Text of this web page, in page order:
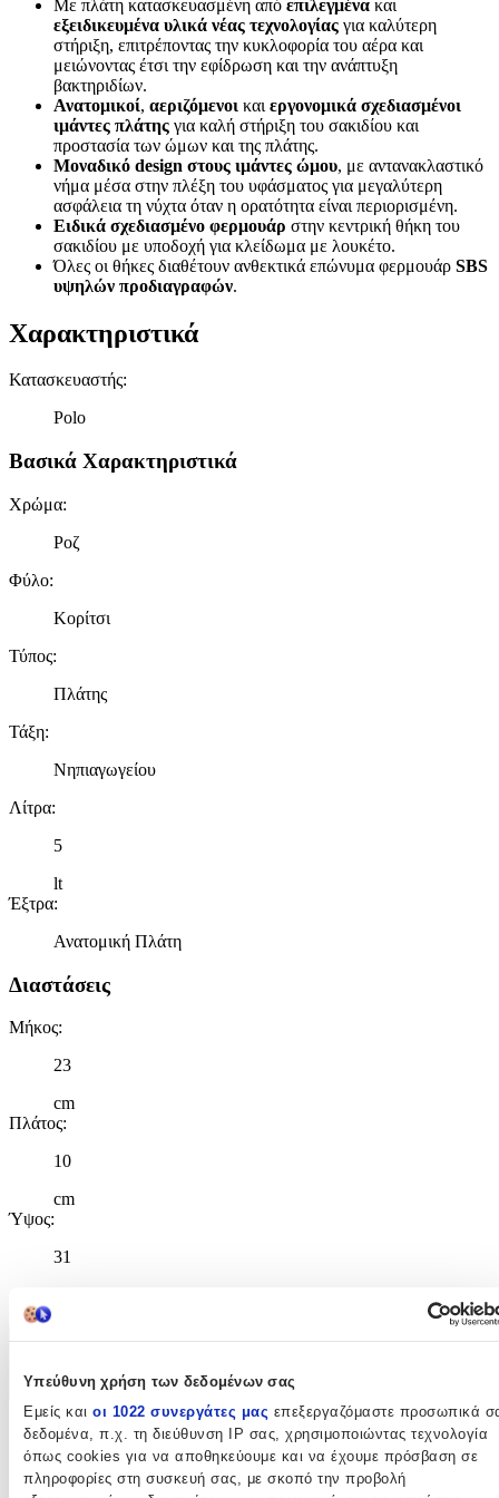
Υπεύθυνη χρήση των δεδομένων σας
Εμείς και οι 1022 συνεργάτες μας επεξεργαζόμαστε προσωπικά
δεδομένα, π.χ. τη διεύθυνση IP σας, χρησιμοποιώντας τεχνολογία
όπως cookies για να αποθηκεύουμε και να έχουμε πρόσβαση σε
πληροφορίες στη συσκευή σας, με σκοπό την προβολή
Με πλάτη κατασκευασμένη από επιλεγμένα και
εξειδικευμένα υλικά νέας τεχνολογίας για καλύτερη
στήριξη, επιτρέποντας την κυκλοφορία του αέρα και
μειώνοντας έτσι την εφίδρωση και την ανάπτυξη
βακτηριδίων.
Ανατομικοί, αεριζόμενοι και εργονομικά σχεδιασμένοι
ιμάντες πλάτης για καλή στήριξη του σακιδίου και
προστασία των ώμων και της πλάτης.
Μοναδικό design στους ιμάντες ώμου, με αντανακλαστικό
νήμα μέσα στην πλέξη του υφάσματος για μεγαλύτερη
ασφάλεια τη νύχτα όταν η ορατότητα είναι περιορισμένη.
Ειδικά σχεδιασμένο φερμουάρ στην κεντρική θήκη του
σακιδίου με υποδοχή για κλείδωμα με λουκέτο.
Όλες οι θήκες διαθέτουν ανθεκτικά επώνυμα φερμουάρ SBS
υψηλών προδιαγραφών.
Χαρακτηριστικά
Κατασκευαστής:
Polo
Βασικά Χαρακτηριστικά
Χρώμα:
Ροζ
Φύλο:
Κορίτσι
Τύπος:
Πλάτης
Τάξη:
Νηπιαγωγείου
Λίτρα:
5
lt
Έξτρα:
Ανατομική Πλάτη
Διαστάσεις
Μήκος:
23
cm
Πλάτος:
10
cm
Ύψος:
31
+
Χαρακτηριστικά
Κατασκευαστής: